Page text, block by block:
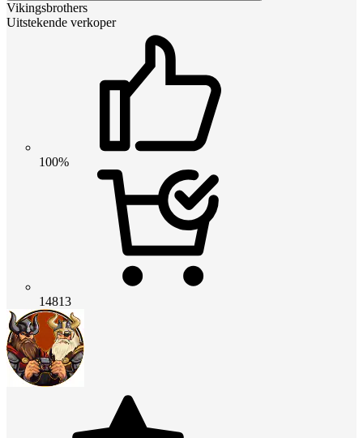
Vikingsbrothers
Uitstekende verkoper
100%
14813